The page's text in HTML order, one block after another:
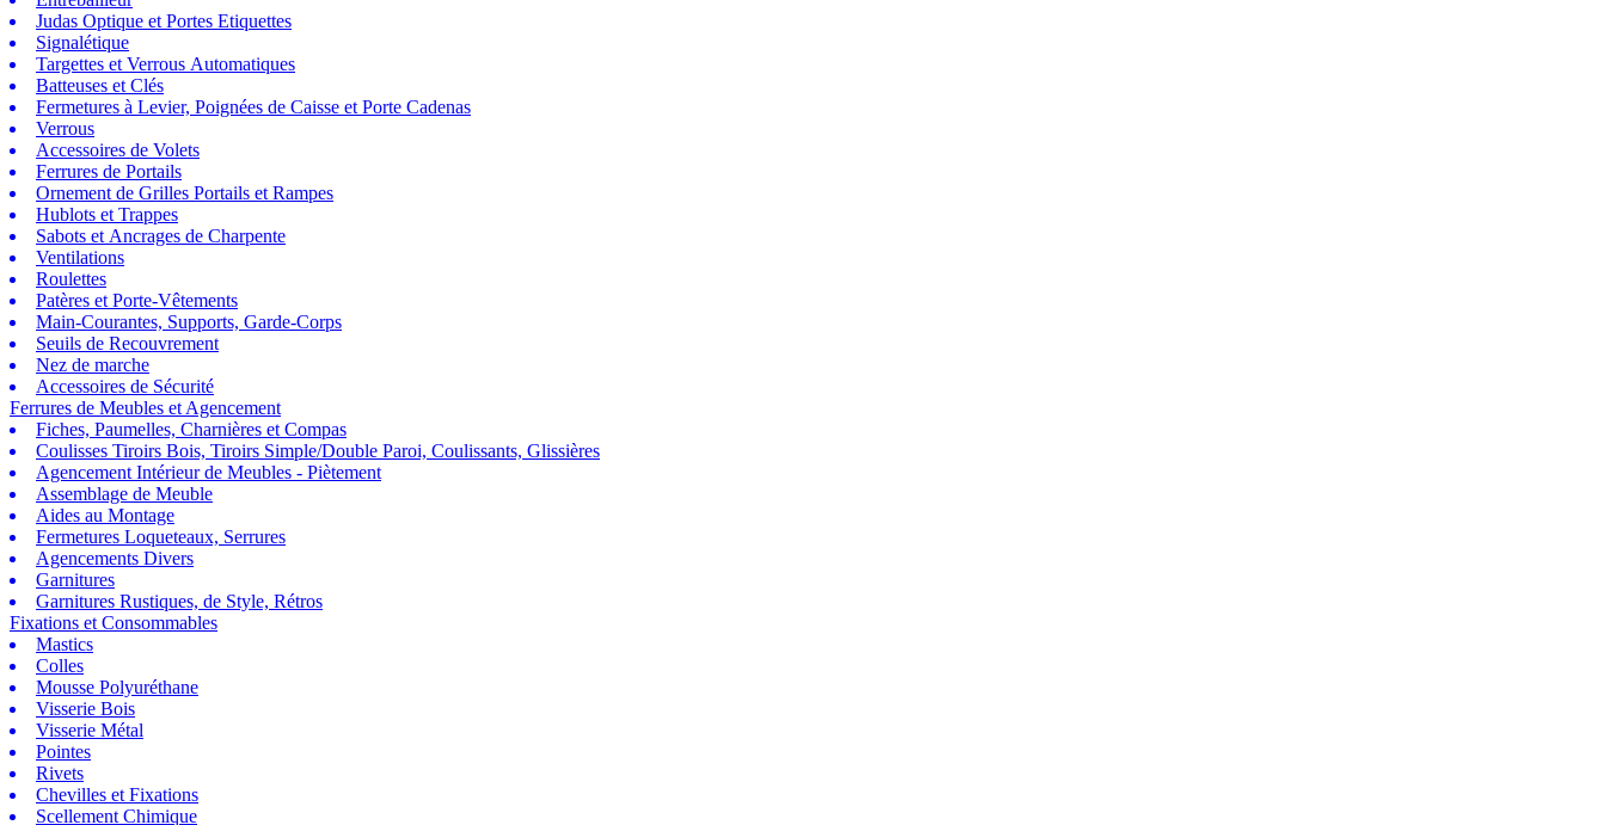
Judas Optique et Portes Etiquettes
Signalétique
Targettes et Verrous Automatiques
Batteuses et Clés
Fermetures à Levier, Poignées de Caisse et Porte Cadenas
Verrous
Accessoires de Volets
Ferrures de Portails
Ornement de Grilles Portails et Rampes
Hublots et Trappes
Sabots et Ancrages de Charpente
Ventilations
Roulettes
Patères et Porte-Vêtements
Main-Courantes, Supports, Garde-Corps
Seuils de Recouvrement
Nez de marche
Accessoires de Sécurité
Ferrures de Meubles et Agencement
Fiches, Paumelles, Charnières et Compas
Coulisses Tiroirs Bois, Tiroirs Simple/Double Paroi, Coulissants, Glissières
Agencement Intérieur de Meubles - Piètement
Assemblage de Meuble
Aides au Montage
Fermetures Loqueteaux, Serrures
Agencements Divers
Garnitures
Garnitures Rustiques, de Style, Rétros
Fixations et Consommables
Mastics
Colles
Mousse Polyuréthane
Visserie Bois
Visserie Métal
Pointes
Rivets
Chevilles et Fixations
Scellement Chimique